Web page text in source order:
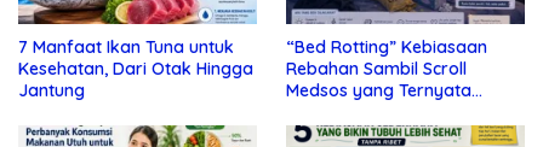
7 Manfaat Ikan Tuna untuk
Kesehatan, Dari Otak Hingga
Jantung
“Bed Rotting” Kebiasaan
Rebahan Sambil Scroll
Medsos yang Ternyata